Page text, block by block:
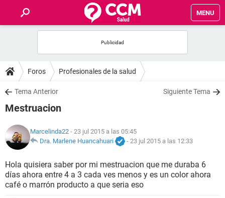
MENU
FOROS
SALUD
NUTRICIÓN
BIENESTAR
Foros Profesionales de la salud
Tema Anterior Siguiente Tema
Mestruacion
Marcelinda22 - 23 jul 2015 a las 05:45
Dra. Marlene Huancahuari
- 23 jul 2015 a las 12:33
Hola quisiera saber por mi mestruacion que me duraba 6
días ahora entre 4 a 3 cada ves menos y es un color ahora
café o marrón producto a que seria eso